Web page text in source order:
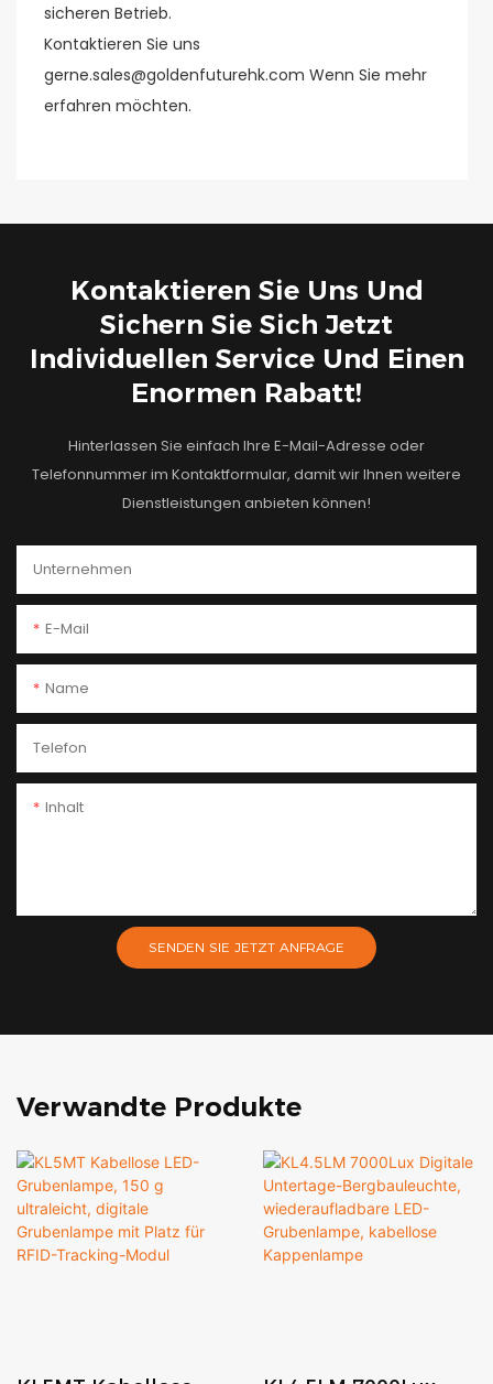
sicheren Betrieb.
Kontaktieren Sie uns
gerne.sales@goldenfuturehk.com Wenn Sie mehr
erfahren möchten.
Kontaktieren Sie Uns Und
Sichern Sie Sich Jetzt
Individuellen Service Und Einen
Enormen Rabatt!
Hinterlassen Sie einfach Ihre E-Mail-Adresse oder
Telefonnummer im Kontaktformular, damit wir Ihnen weitere
Dienstleistungen anbieten können!
Unternehmen
E-Mail
Name
Telefon
Inhalt
SENDEN SIE JETZT ANFRAGE
Verwandte Produkte